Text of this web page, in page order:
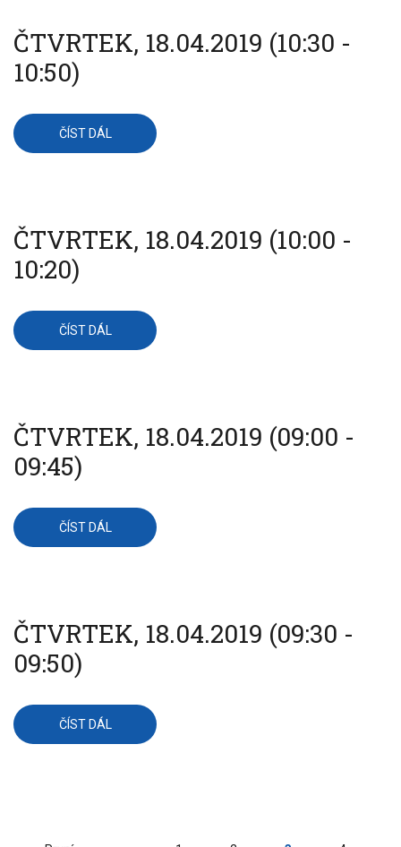
ČTVRTEK, 18.04.2019 (10:30 -
10:50)
ČÍST DÁL
ČTVRTEK,
ČTVRTEK, 18.04.2019 (10:00 -
10:20)
ČÍST DÁL
ČTVRTEK,
ČTVRTEK, 18.04.2019 (09:00 -
09:45)
ČÍST DÁL
ČTVRTEK,
ČTVRTEK, 18.04.2019 (09:30 -
09:50)
ČÍST DÁL
ČTVRTEK,